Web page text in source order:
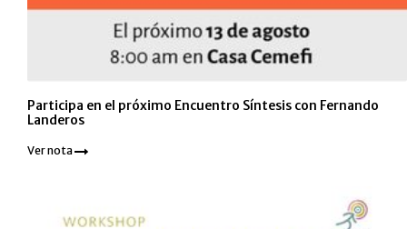
Participa en el próximo Encuentro Síntesis con Fernando
Landeros
Ver nota